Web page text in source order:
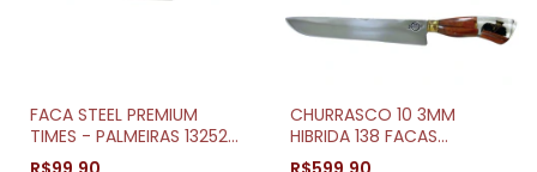
FACA STEEL PREMIUM
TIMES - PALMEIRAS 13252
BRASFOOT
CHURRASCO 10 3MM
HIBRIDA 138 FACAS
THOMAZI